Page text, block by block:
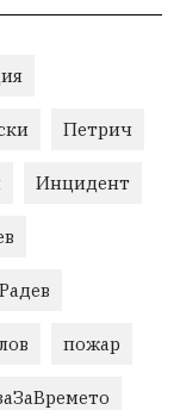
Петрич
Инцидент
пожар